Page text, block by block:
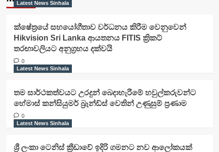
Latest News Sinhala
ක්ෂේත්‍රයේ සහයෝගීතාව වර්ධනය කිරීම වෙනුවෙන්
Hikvision Sri Lanka ආයතනය FITIS ක්‍රිකට්
තරඟාවලියට අනුග්‍රහය දක්වයි
0
Latest News Sinhala
තම සාර්ථකත්වයට උරදුන් බෙදාහැරීමේ හවුල්කරුවන්ට
හේමාස් කන්සියුමර් බ්‍රෑන්ඩ්ස් වෙතින් උණුසුම් ප්‍රණාම
0
Latest News Sinhala
ශ්‍රී ලංකා ටෙනිස් ක්‍රීඩාවේ ඉදිරි ගමනට නව ආලෝකයක්